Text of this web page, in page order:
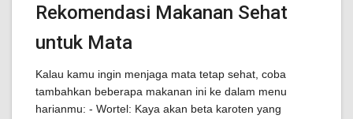
Rekomendasi Makanan Sehat
untuk Mata
Kalau kamu ingin menjaga mata tetap sehat, coba
tambahkan beberapa makanan ini ke dalam menu
harianmu: - Wortel: Kaya akan beta karoten yang